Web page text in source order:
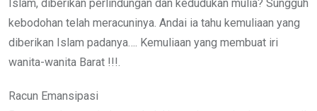
Islam, diberikan perlindungan dan kedudukan mulia? Sungguh
kebodohan telah meracuninya. Andai ia tahu kemuliaan yang
diberikan Islam padanya…. Kemuliaan yang membuat iri
wanita-wanita Barat !!!.
Racun Emansipasi